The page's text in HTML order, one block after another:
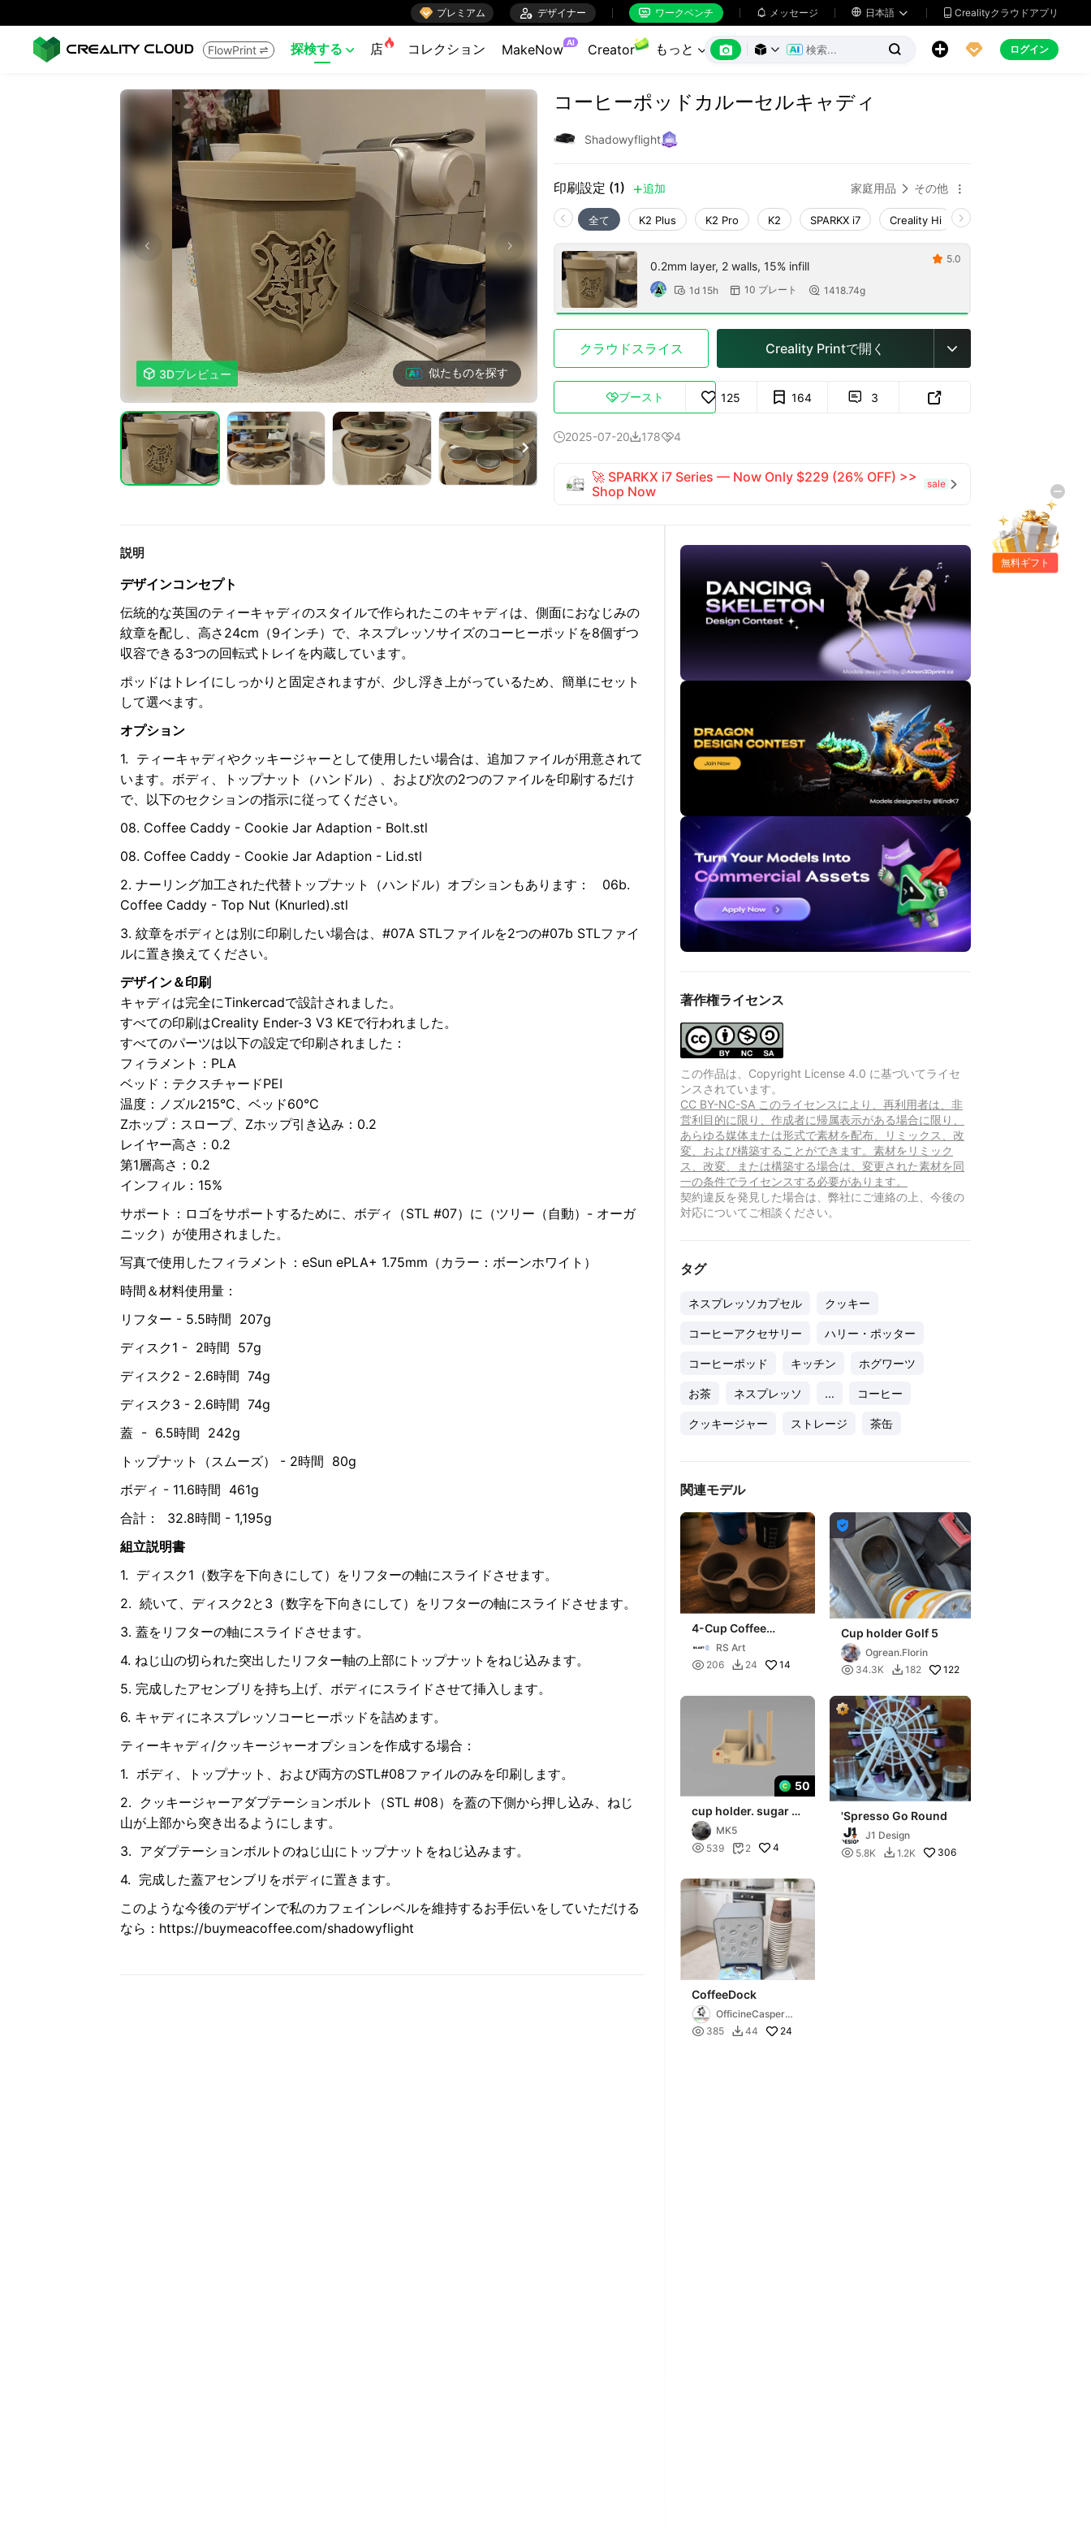
 プレミアム  デザイナー  ワークベンチ  メッセージ  日本語   Crealityクラウドアプリ
FlowPrint  探検する  店 コレクション MakeNow AI Creator もっと        ログイン
 3Dプレビュー 似たものを探す

コーヒーポッドカルーセルキャディ
Shadowyflight
印刷設定 (1) 追加 家庭用品  その他 
全て K2 Plus K2 Pro K2 SPARKX i7 Creality Hi
0.2mm layer, 2 walls, 15% infill
 1d 15h  10 プレート  1418.74g
 5.0
クラウドスライス Creality Printで開く 
ブースト 125 164  3 
2025-07-201784
🚀 SPARKX i7 Series — Now Only $229 (26% OFF) >>
Shop Now
sale 
説明
デザインコンセプト
伝統的な英国のティーキャディのスタイルで作られたこのキャディは、側面におなじみの
紋章を配し、高さ24cm（9インチ）で、ネスプレッソサイズのコーヒーポッドを8個ずつ
収容できる3つの回転式トレイを内蔵しています。
ポッドはトレイにしっかりと固定されますが、少し浮き上がっているため、簡単にセット
して選べます。
オプション
1. ティーキャディやクッキージャーとして使用したい場合は、追加ファイルが用意されて
います。ボディ、トップナット（ハンドル）、および次の2つのファイルを印刷するだけ
で、以下のセクションの指示に従ってください。
08. Coffee Caddy - Cookie Jar Adaption - Bolt.stl
08. Coffee Caddy - Cookie Jar Adaption - Lid.stl
2. ナーリング加工された代替トップナット（ハンドル）オプションもあります： 06b.
Coffee Caddy - Top Nut (Knurled).stl
3. 紋章をボディとは別に印刷したい場合は、#07A STLファイルを2つの#07b STLファイ
ルに置き換えてください。
デザイン＆印刷
キャディは完全にTinkercadで設計されました。
すべての印刷はCreality Ender-3 V3 KEで行われました。
すべてのパーツは以下の設定で印刷されました：
フィラメント：PLA
ベッド：テクスチャードPEI
温度：ノズル215°C、ベッド60°C
Zホップ：スロープ、Zホップ引き込み：0.2
レイヤー高さ：0.2
第1層高さ：0.2
インフィル：15%
サポート：ロゴをサポートするために、ボディ（STL #07）に（ツリー（自動）- オーガ
ニック）が使用されました。
写真で使用したフィラメント：eSun ePLA+ 1.75mm（カラー：ボーンホワイト）
時間＆材料使用量：
リフター - 5.5時間 207g
ディスク1 - 2時間 57g
ディスク2 - 2.6時間 74g
ディスク3 - 2.6時間 74g
蓋 - 6.5時間 242g
トップナット（スムーズ） - 2時間 80g
ボディ - 11.6時間 461g
合計： 32.8時間 - 1,195g
組立説明書
1. ディスク1（数字を下向きにして）をリフターの軸にスライドさせます。
2. 続いて、ディスク2と3（数字を下向きにして）をリフターの軸にスライドさせます。
3. 蓋をリフターの軸にスライドさせます。
4. ねじ山の切られた突出したリフター軸の上部にトップナットをねじ込みます。
5. 完成したアセンブリを持ち上げ、ボディにスライドさせて挿入します。
6. キャディにネスプレッソコーヒーポッドを詰めます。
ティーキャディ/クッキージャーオプションを作成する場合：
1. ボディ、トップナット、および両方のSTL#08ファイルのみを印刷します。
2. クッキージャーアダプテーションボルト（STL #08）を蓋の下側から押し込み、ねじ
山が上部から突き出るようにします。
3. アダプテーションボルトのねじ山にトップナットをねじ込みます。
4. 完成した蓋アセンブリをボディに置きます。
このような今後のデザインで私のカフェインレベルを維持するお手伝いをしていただける
なら： https://buymeacoffee.com/shadowyflight
著作権ライセンス
この作品は、Copyright License 4.0 に基づいてライセ
ンスされています。
CC BY-NC-SA このライセンスにより、再利用者は、非
営利目的に限り、作成者に帰属表示がある場合に限り、
あらゆる媒体または形式で素材を配布、リミックス、改
変、および構築することができます。素材をリミック
ス、改変、または構築する場合は、変更された素材を同
一の条件でライセンスする必要があります。
契約違反を発見した場合は、弊社にご連絡の上、今後の
対応についてご相談ください。
タグ
ネスプレッソカプセル クッキー
コーヒーアクセサリー ハリー・ポッター
コーヒーポッド キッチン ホグワーツ
お茶 ネスプレッソ ... コーヒー
クッキージャー ストレージ 茶缶
関連モデル
4-Cup Coffee
Carrier – Carry
Drinks with Style
RS Art
 206  24 14

Cup holder Golf 5
Ogrean.Florin
 34.3K  182 122
50
cup holder. sugar &
coffeeMK5
 539  2 4
'Spresso Go Round
J1 Design
 5.8K  1.2K 306
CoffeeDock
OfficineCasperL
AB
 385  44 24
無料ギフト